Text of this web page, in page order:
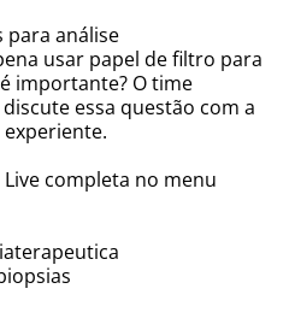
para análise
usar papel de filtro para
importante? O time
essa questão com a
Live completa no menu